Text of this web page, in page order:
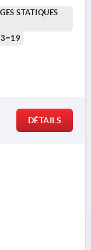
STATIQUES
DÉTAILS